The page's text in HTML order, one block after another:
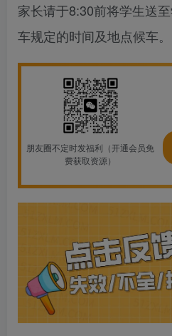
家长请于8:30前将学生送
车规定的时间及地点候车。
朋友圈不定时发福利（开通会员免
费获取资源）